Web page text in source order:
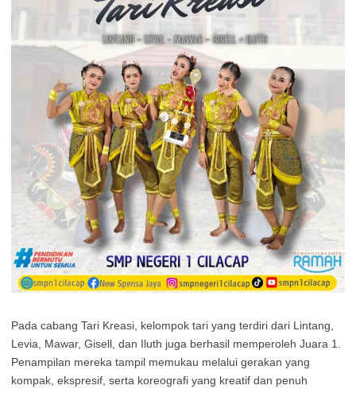
Pada cabang Tari Kreasi, kelompok tari yang terdiri dari Lintang,
Levia, Mawar, Gisell, dan Iluth juga berhasil memperoleh Juara 1.
Penampilan mereka tampil memukau melalui gerakan yang
kompak, ekspresif, serta koreografi yang kreatif dan penuh